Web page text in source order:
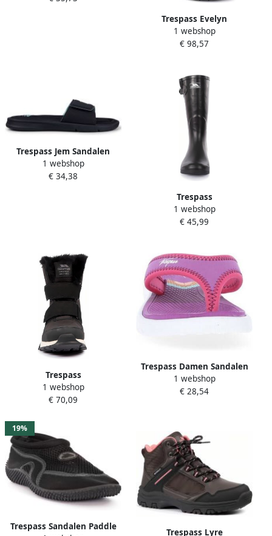
Trespass Evelyn
Sneeuwlaarzen Zwart
Vrouw
1 webshop
€ 98,57
Trespass Jem Sandalen
Zwart Vrouw
1 webshop
€ 34,38
Trespass
damesrubberlaarzen
Damon Female Welly
1 webshop
€ 45,99
Trespass
dameswinterschoenen Eira
Dames-sneeuwlaarzen
1 webshop
€ 70,09
Trespass Damen Sandalen
Obell Female Flip Flop
Purple Orchid
1 webshop
€ 28,54
19%
Trespass Sandalen Paddle
Trespass Lyre